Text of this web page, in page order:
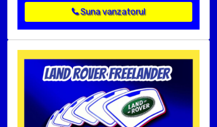
Suna vanzatorul